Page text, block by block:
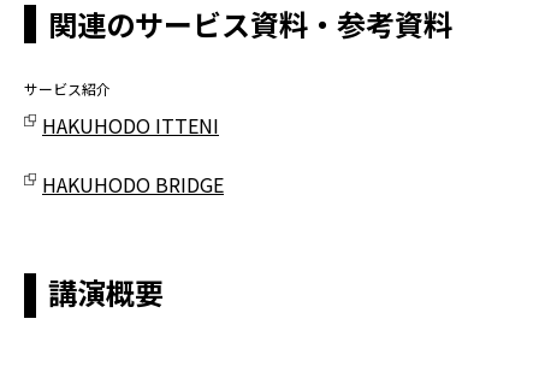
関連のサービス資料・参考資料
サービス紹介
HAKUHODO ITTENI
HAKUHODO BRIDGE
講演概要